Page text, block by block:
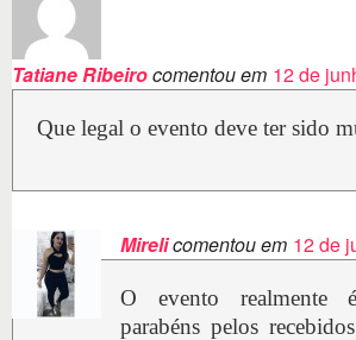
Tatiane Ribeirocomentou em 12 de
Que legal o evento deve ter sido
Mirelicomentou em 12 de
O evento realmente
parabéns pelos